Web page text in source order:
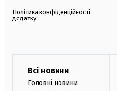
Політика конфіденційності
додатку
Всі новини
Головні новини